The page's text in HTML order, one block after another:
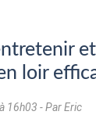
loir
16h03 - Par Eric